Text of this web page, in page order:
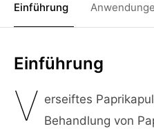
Einführung
Einführung
V erseiftes
Behandlung von